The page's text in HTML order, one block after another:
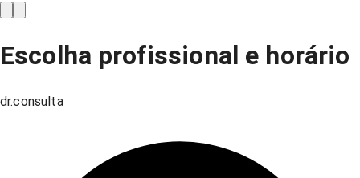
Escolha profissional e horário
dr.consulta